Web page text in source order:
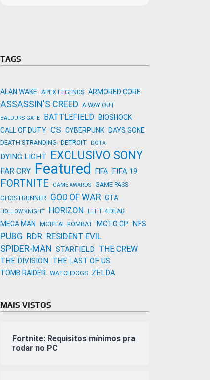
TAGS
ALAN WAKE APEX LEGENDS ARMORED CORE
ASSASSIN'S CREED A WAY OUT
BALDURS GATE BATTLEFIELD
BIOSHOCK
CALL OF DUTY CS CYBERPUNK DAYS GONE
DEATH STRANDING DETROIT DOTA
DYING LIGHT EXCLUSIVO SONY
FAR CRY Featured FIFA FIFA 19
FORTNITE GAME AWARDS
GAME PASS
GHOSTRUNNER GOD OF WAR GTA
HOLLOW KNIGHT HORIZON LEFT 4 DEAD
MEGA MAN MORTAL KOMBAT MOTO GP NFS
PUBG RDR RESIDENT EVIL
SPIDER-MAN STARFIELD THE CREW
THE DIVISION THE LAST OF US
TOMB RAIDER WATCHDOGS ZELDA
MAIS VISTOS
Fortnite: Requisitos mínimos pra
rodar no PC